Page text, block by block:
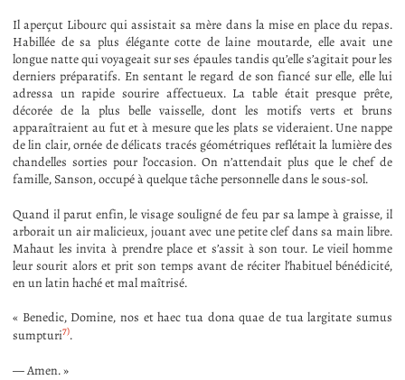
Il aperçut Libourc qui assistait sa mère dans la mise en place du repas.
Habillée de sa plus élégante cotte de laine moutarde, elle avait une
longue natte qui voyageait sur ses épaules tandis qu’elle s’agitait pour les
derniers préparatifs. En sentant le regard de son fiancé sur elle, elle lui
adressa un rapide sourire affectueux. La table était presque prête,
décorée de la plus belle vaisselle, dont les motifs verts et bruns
apparaîtraient au fut et à mesure que les plats se videraient. Une nappe
de lin clair, ornée de délicats tracés géométriques reflétait la lumière des
chandelles sorties pour l’occasion. On n’attendait plus que le chef de
famille, Sanson, occupé à quelque tâche personnelle dans le sous-sol.
Quand il parut enfin, le visage souligné de feu par sa lampe à graisse, il
arborait un air malicieux, jouant avec une petite clef dans sa main libre.
Mahaut les invita à prendre place et s’assit à son tour. Le vieil homme
leur sourit alors et prit son temps avant de réciter l’habituel bénédicité,
en un latin haché et mal maîtrisé.
« Benedic, Domine, nos et haec tua dona quae de tua largitate sumus
sumpturi7).
— Amen. »